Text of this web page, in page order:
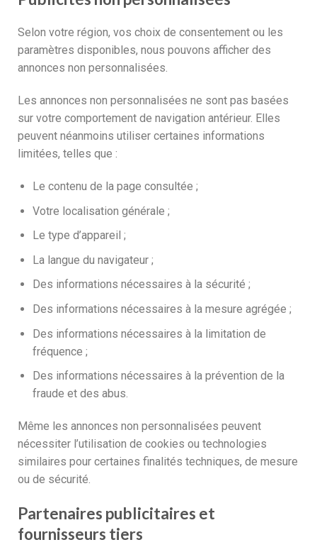
Selon votre région, vos choix de consentement ou les
paramètres disponibles, nous pouvons afficher des
annonces non personnalisées.
Les annonces non personnalisées ne sont pas basées
sur votre comportement de navigation antérieur. Elles
peuvent néanmoins utiliser certaines informations
limitées, telles que :
Le contenu de la page consultée ;
Votre localisation générale ;
Le type d’appareil ;
La langue du navigateur ;
Des informations nécessaires à la sécurité ;
Des informations nécessaires à la mesure agrégée ;
Des informations nécessaires à la limitation de
fréquence ;
Des informations nécessaires à la prévention de la
fraude et des abus.
Même les annonces non personnalisées peuvent
nécessiter l’utilisation de cookies ou technologies
similaires pour certaines finalités techniques, de mesure
ou de sécurité.
Partenaires publicitaires et
fournisseurs tiers